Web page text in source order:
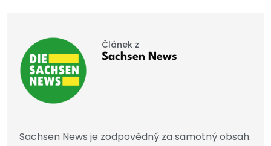
Článek z
Sachsen News
Sachsen News je zodpovědný za samotný obsah.